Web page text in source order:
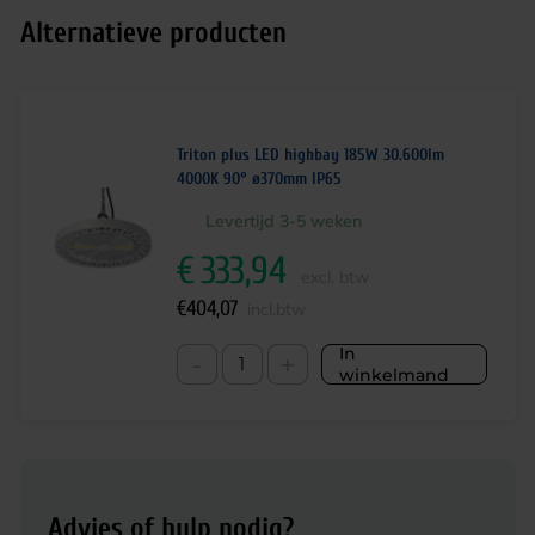
Alternatieve producten
Triton plus LED highbay 185W 30.600lm
4000K 90° ø370mm IP65
Levertijd 3-5 weken
In
winkelmand
€333,94
€404,07
Advies of hulp nodig?